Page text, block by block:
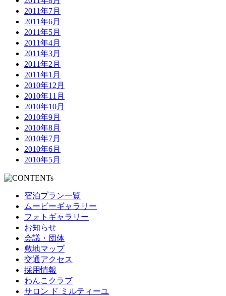
2011年7月
2011年6月
2011年5月
2011年4月
2011年3月
2011年2月
2011年1月
2010年12月
2010年11月
2010年10月
2010年9月
2010年8月
2010年7月
2010年6月
2010年5月
宿泊プラン一覧
ムービーギャラリー
フォトギャラリー
お知らせ
会議・団体
敷地マップ
交通アクセス
採用情報
わんこクラブ
サロン ド ミルティーユ